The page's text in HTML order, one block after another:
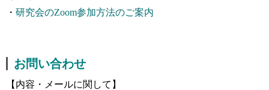
・ 研究会のZoom参加方法のご案内
お問い合わせ
【内容・メールに関して】